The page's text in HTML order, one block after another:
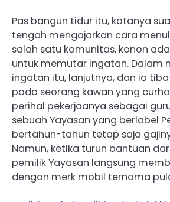
Pas bangun tidur itu, katanya
tengah mengajarkan cara
salah satu komunitas, konon
untuk memutar ingatan. Dalam
ingatan itu, lanjutnya, dan ia
pada seorang kawan yang
perihal pekerjaanya sebagai
sebuah Yayasan yang berlabel
bertahun-tahun tetap saja
Namun, ketika turun bantuan
pemilik Yayasan langsung
dengan merk mobil ternama